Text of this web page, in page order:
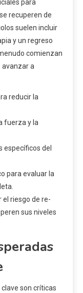
para
recuperen de
suelen incluir
y un regreso
comienzan
avanzar a
reducir la
fuerza y la
específicos del
para evaluar la
el riesgo de re-
sus niveles
son críticas